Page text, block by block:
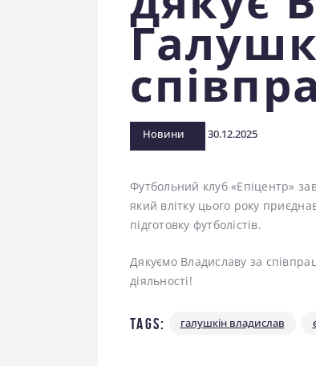
Новини 30.12.2025
Футбольний клуб «Епіцентр»
який влітку цього року
підготовку футболістів.
Дякуємо Владиславу за
діяльності!
Tags: галушкін владислав